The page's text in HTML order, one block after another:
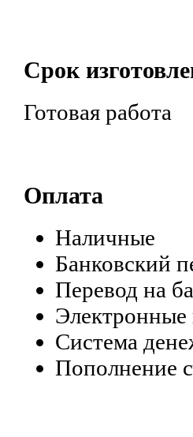
Срок
Готовая работа
Оплата
Наличные
Банковский
Перевод на
Система
Пополнение